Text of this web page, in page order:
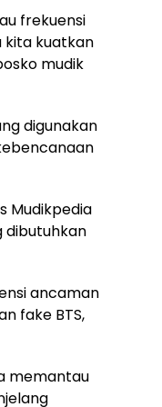
frekuensi
kita kuatkan
mudik
digunakan
Mudikpedia
dibutuhkan
ancaman
fake BTS,
memantau